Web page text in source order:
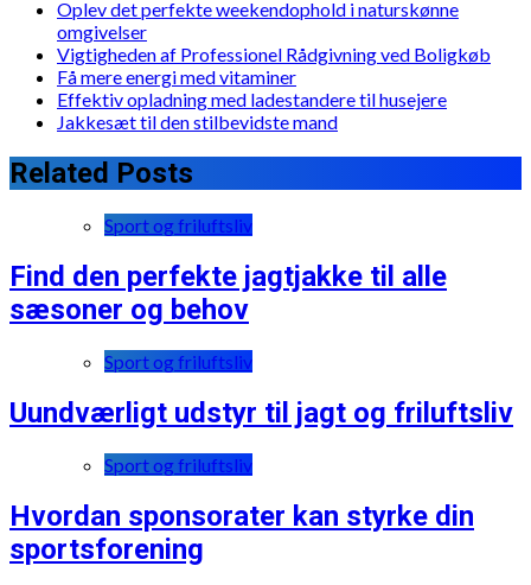
Oplev det perfekte weekendophold i naturskønne
omgivelser
Vigtigheden af Professionel Rådgivning ved Boligkøb
Få mere energi med vitaminer
Effektiv opladning med ladestandere til husejere
Jakkesæt til den stilbevidste mand
Related Posts
Sport og friluftsliv
Find den perfekte jagtjakke til alle
sæsoner og behov
Sport og friluftsliv
Uundværligt udstyr til jagt og friluftsliv
Sport og friluftsliv
Hvordan sponsorater kan styrke din
sportsforening